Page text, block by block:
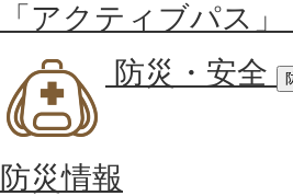
「アクティブパス
防災・安全
防災情報